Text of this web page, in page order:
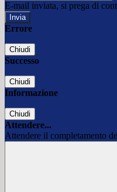
E-mail inviata, si prega di
Errore
Chiudi
Successo
Chiudi
Informazione
Chiudi
Attendere...
Attendere il completamento